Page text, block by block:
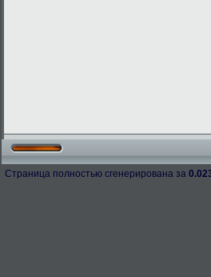
Страница полностью сгенерирована за